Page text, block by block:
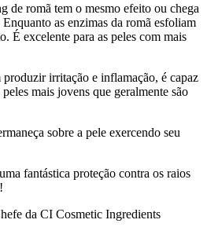
de romã tem o mesmo efeito ou chega
as enzimas da romã esfoliam
É excelente para as peles com mais
irritação e inflamação, é capaz
mais jovens que geralmente são
sobre a pele exercendo seu
fantástica proteção contra os raios
da CI Cosmetic Ingredients